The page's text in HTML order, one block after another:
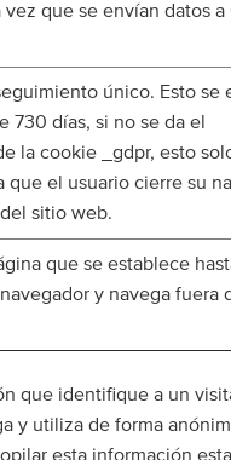
vez que se envían datos a
único. Esto se
730 días, si no se da el
la cookie _gdpr, esto
que el usuario cierre su
sitio web.
que se establece
y navega fuera
que identifique a un
y utiliza de forma
esta información